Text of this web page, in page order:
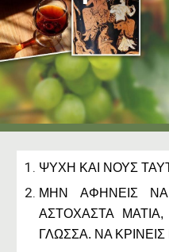
ΨΥΧΗ ΚΑΙ ΝΟΥΣ
ΜΗΝ ΑΦΗΝΕΙΣ
ΑΣΤΟΧΑΣΤΑ
ΓΛΩΣΣΑ. ΝΑ